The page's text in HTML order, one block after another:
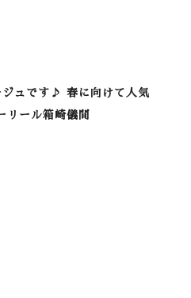
ジュです♪ 春に向けて人気
リール箱崎儀間